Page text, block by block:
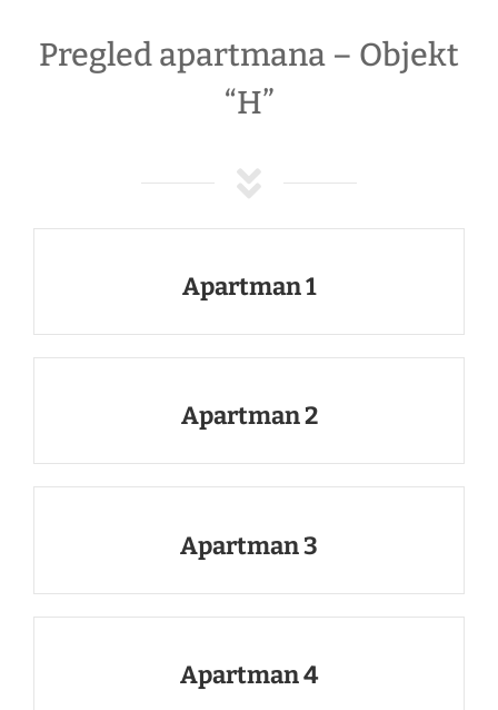
Pregled apartmana – Objekt
“H”
Apartman 1
Apartman 2
Apartman 3
Apartman 4